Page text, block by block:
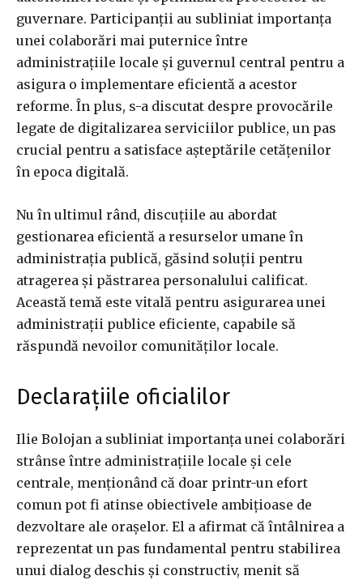
guvernare. Participanții au subliniat importanța
unei colaborări mai puternice între
administrațiile locale și guvernul central pentru a
asigura o implementare eficientă a acestor
reforme. În plus, s-a discutat despre provocările
legate de digitalizarea serviciilor publice, un pas
crucial pentru a satisface așteptările cetățenilor
în epoca digitală.
Nu în ultimul rând, discuțiile au abordat
gestionarea eficientă a resurselor umane în
administrația publică, găsind soluții pentru
atragerea și păstrarea personalului calificat.
Această temă este vitală pentru asigurarea unei
administrații publice eficiente, capabile să
răspundă nevoilor comunităților locale.
Declarațiile oficialilor
Ilie Bolojan a subliniat importanța unei colaborări
strânse între administrațiile locale și cele
centrale, menționând că doar printr-un efort
comun pot fi atinse obiectivele ambițioase de
dezvoltare ale orașelor. El a afirmat că întâlnirea a
reprezentat un pas fundamental pentru stabilirea
unui dialog deschis și constructiv, menit să